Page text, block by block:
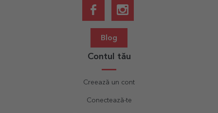
Blog
Contul tău
Creează un cont
Conectează-te